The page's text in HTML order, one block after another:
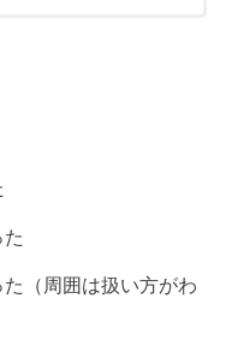
（周囲は扱い方がわ